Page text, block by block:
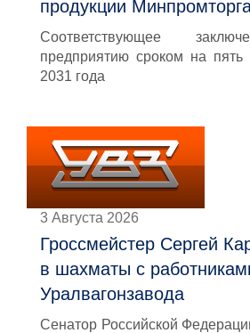
продукции
Соответствующее
предприятию сроком на
2031 года
3 Августа 2026
Гроссмейстер Сергей
в шахматы с
Уралвагонзавода
Сенатор Российской